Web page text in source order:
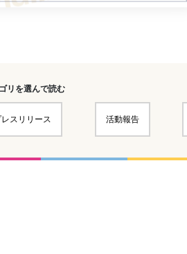
リを選んで読む
レスリリース 活動報告